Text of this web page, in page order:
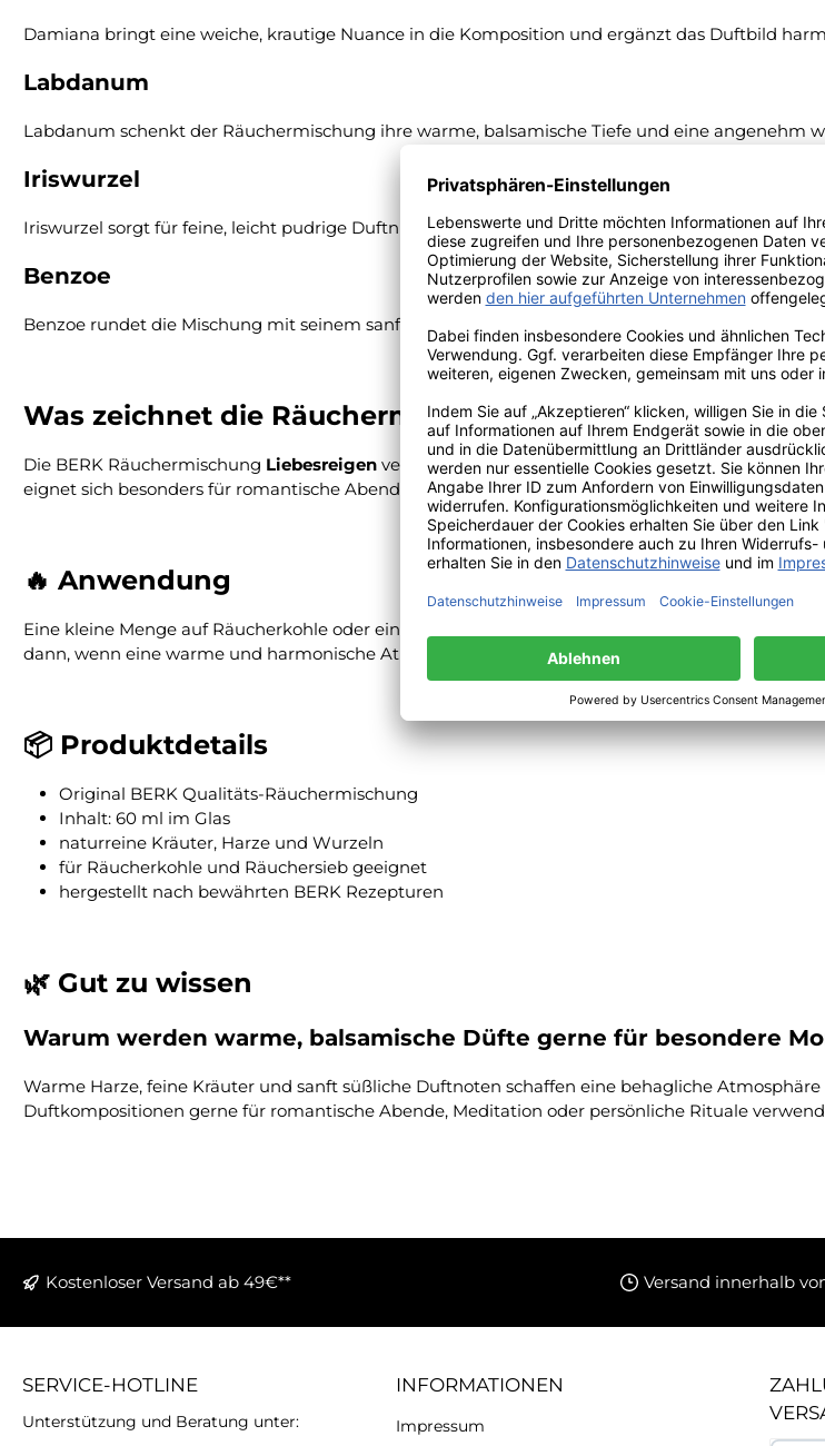
Damiana bringt eine weiche, krautige Nuance in die Komposition und ergänzt das Duftbild
Labdanum
Labdanum schenkt der Räuchermischung ihre warme, balsamische Tiefe und eine angenehm
Iriswurzel
Iriswurzel sorgt für feine, leicht pudrige Duftnuancen und verbindet die einzelnen
Benzoe
Benzoe rundet die Mischung mit seinem sanft süßlichen, balsamischen Aroma ab und verleiht
Was zeichnet die Räuchermischung „Liebesreigen“ aus?
Die BERK Räuchermischung Liebesreigen verbindet naturreine Kräuter, Harze und Wurzeln
eignet sich besonders für romantische Abende, Meditation, liebevolle Rituale und Momente der
🔥 Anwendung
Eine kleine Menge auf Räucherkohle oder einem Räuchersieb verglimmen lassen. Besonders
dann, wenn eine warme und harmonische Atmosphäre entstehen soll.
📦 Produktdetails
Original BERK Qualitäts-Räuchermischung
Inhalt: 60 ml im Glas
naturreine Kräuter, Harze und Wurzeln
für Räucherkohle und Räuchersieb geeignet
hergestellt nach bewährten BERK Rezepturen
🌿 Gut zu wissen
Warum werden warme, balsamische Düfte gerne für besondere
Warme Harze, feine Kräuter und sanft süßliche Duftnoten schaffen eine behagliche
Duftkompositionen gerne für romantische Abende, Meditation oder persönliche Rituale
Kostenloser Versand ab 49€** Versand innerhalb
SERVICE-HOTLINE
Unterstützung und Beratung unter:
INFORMATIONEN
Impressum